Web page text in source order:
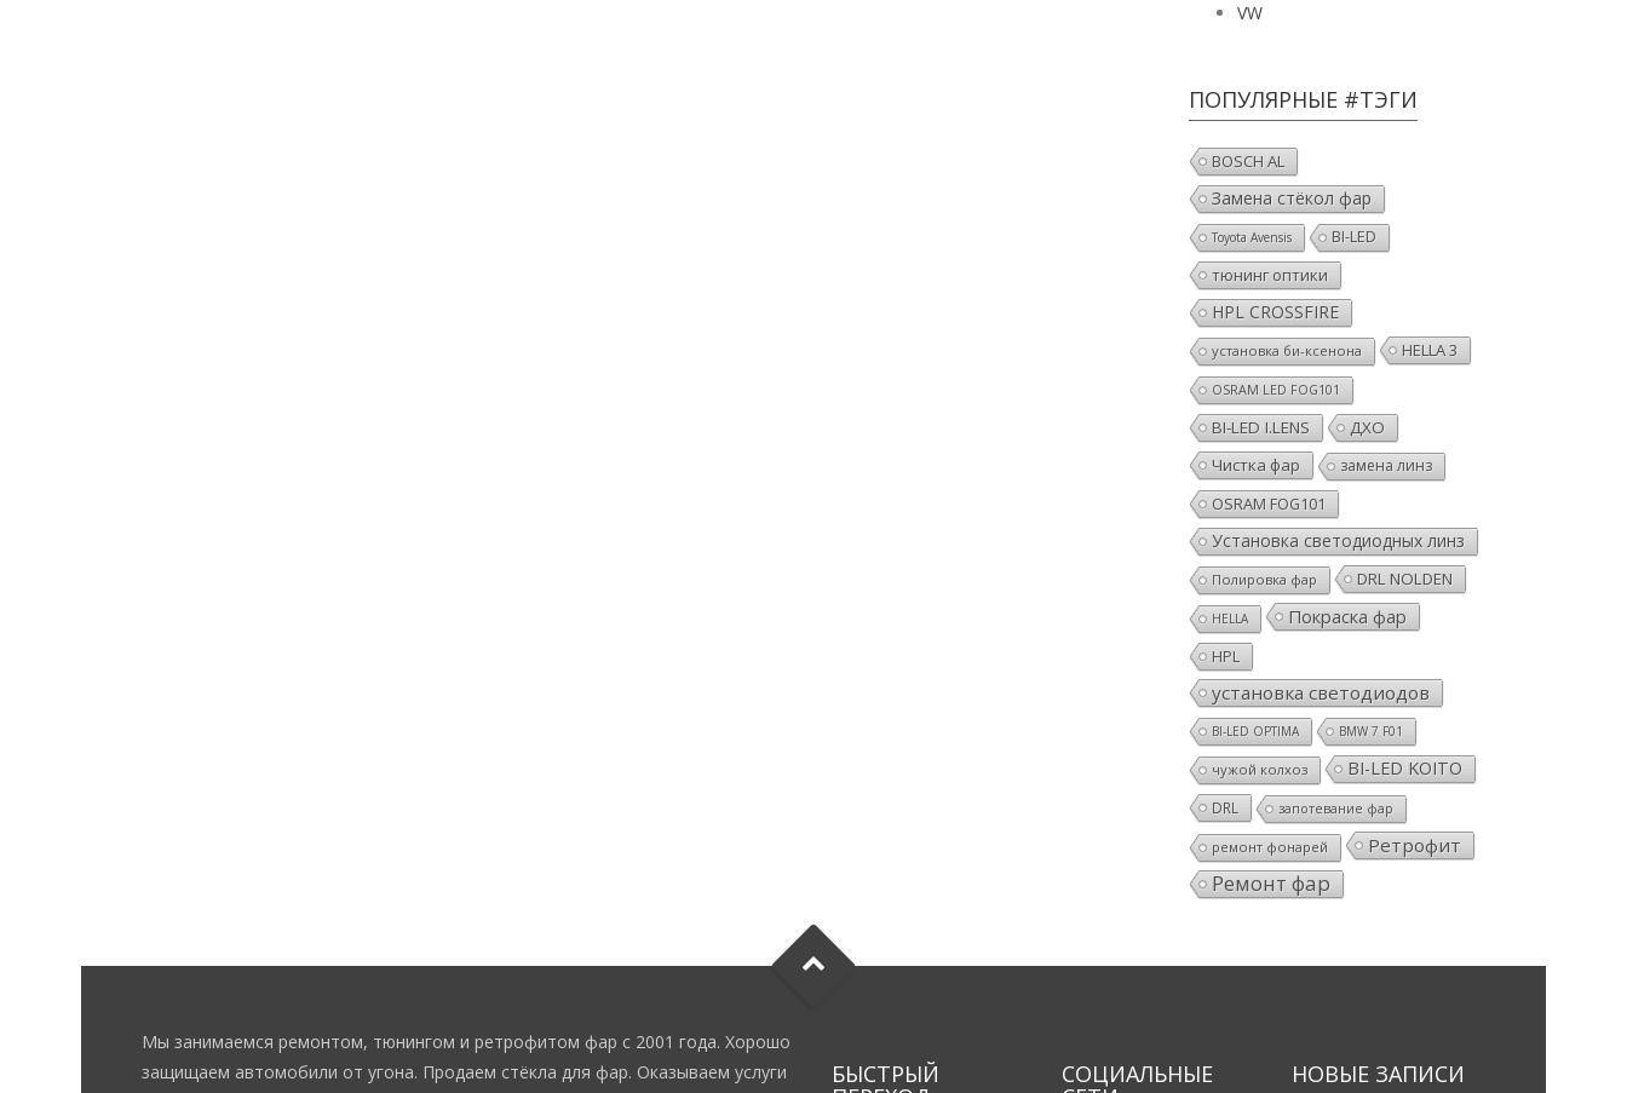
VW
ПОПУЛЯРНЫЕ #ТЭГИ
BOSCH AL
Замена стёкол фар
Toyota Avensis BI-LED
тюнинг оптики
HPL CROSSFIRE
установка би-ксенона HELLA 3
OSRAM LED FOG101
BI-LED I.LENS
ДХО
Чистка фар
замена линз
OSRAM FOG101
Установка светодиодных линз
Полировка фар DRL NOLDEN
HELLA Покраска фар
HPL
установка светодиодов
BI-LED OPTIMA BMW 7 F01
чужой колхоз BI-LED KOITO
DRL запотевание фар
ремонт фонарей Ретрофит
Ремонт фар
Мы занимаемся ремонтом, тюнингом и ретрофитом фар с 2001 года. Хорошо
защищаем автомобили от угона. Продаем стёкла для фар. Оказываем услуги
БЫСТРЫЙ СОЦИАЛЬНЫЕ НОВЫЕ ЗАПИСИ